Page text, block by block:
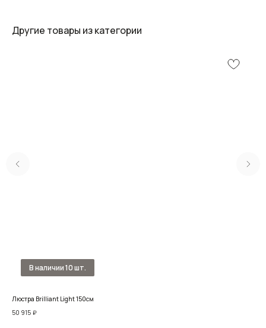
Другие товары из категории
Люстра Brilliant Light 150см
50 915 ₽